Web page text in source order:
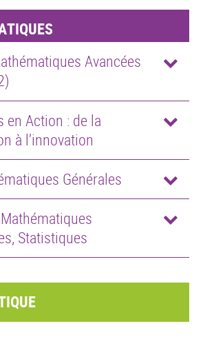
Avancées
en Action : de la
à l’innovation
Générales
Statistiques